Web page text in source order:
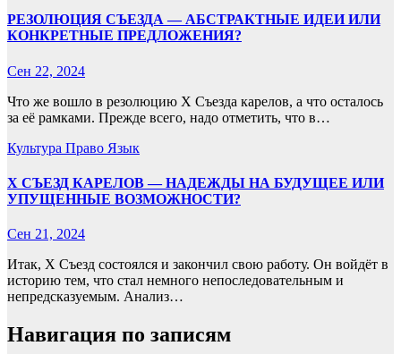
РЕЗОЛЮЦИЯ СЪЕЗДА — АБСТРАКТНЫЕ ИДЕИ ИЛИ
КОНКРЕТНЫЕ ПРЕДЛОЖЕНИЯ?
Сен 22, 2024
Что же вошло в резолюцию X Съезда карелов, а что осталось
за её рамками. Прежде всего, надо отметить, что в…
Культура Право Язык
X СЪЕЗД КАРЕЛОВ — НАДЕЖДЫ НА БУДУЩЕЕ ИЛИ
УПУЩЕННЫЕ ВОЗМОЖНОСТИ?
Сен 21, 2024
Итак, X Съезд состоялся и закончил свою работу. Он войдёт в
историю тем, что стал немного непоследовательным и
непредсказуемым. Анализ…
Навигация по записям